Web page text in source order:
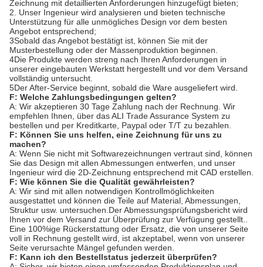
Zeichnung mit detaillierten Anforderungen hinzugefügt bieten;
2. Unser Ingenieur wird analysieren und bieten technische
Unterstützung für alle unmögliches Design vor dem besten
Angebot entsprechend;
3Sobald das Angebot bestätigt ist, können Sie mit der
Musterbestellung oder der Massenproduktion beginnen.
4Die Produkte werden streng nach Ihren Anforderungen in
unserer eingebauten Werkstatt hergestellt und vor dem Versand
vollständig untersucht.
5Der After-Service beginnt, sobald die Ware ausgeliefert wird.
F: Welche Zahlungsbedingungen gelten?
A: Wir akzeptieren 30 Tage Zahlung nach der Rechnung. Wir
empfehlen Ihnen, über das ALI Trade Assurance System zu
bestellen und per Kreditkarte, Paypal oder T/T zu bezahlen.
F: Können Sie uns helfen, eine Zeichnung für uns zu
machen?
A: Wenn Sie nicht mit Softwarezeichnungen vertraut sind, können
Sie das Design mit allen Abmessungen entwerfen, und unser
Ingenieur wird die 2D-Zeichnung entsprechend mit CAD erstellen.
F: Wie können Sie die Qualität gewährleisten?
A: Wir sind mit allen notwendigen Kontrollmöglichkeiten
ausgestattet und können die Teile auf Material, Abmessungen,
Struktur usw. untersuchen.Der Abmessungsprüfungsbericht wird
Ihnen vor dem Versand zur Überprüfung zur Verfügung gestellt..
Eine 100%ige Rückerstattung oder Ersatz, die von unserer Seite
voll in Rechnung gestellt wird, ist akzeptabel, wenn von unserer
Seite verursachte Mängel gefunden werden.
F: Kann ich den Bestellstatus jederzeit überprüfen?